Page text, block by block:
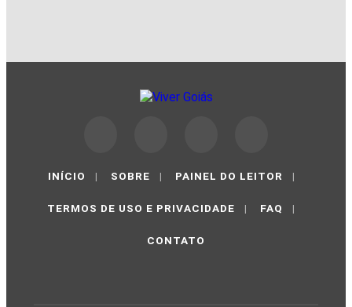
INÍCIO | SOBRE | PAINEL DO LEITOR |
TERMOS DE USO E PRIVACIDADE | FAQ |
CONTATO